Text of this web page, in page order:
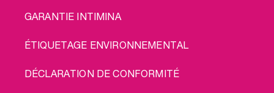
GARANTIE INTIMINA
ÉTIQUETAGE ENVIRONNEMENTAL
DÉCLARATION DE CONFORMITÉ